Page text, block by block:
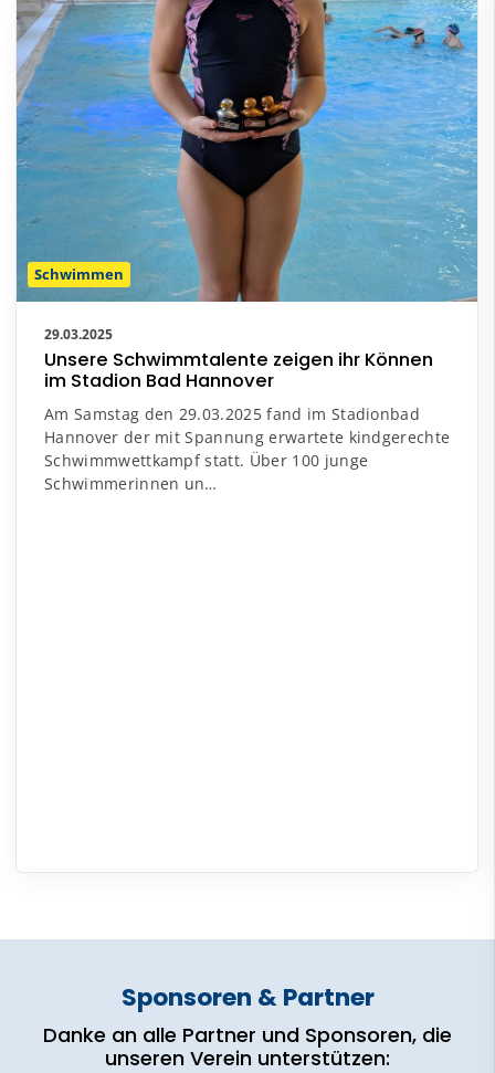
Schwimmen
29.03.2025
Unsere Schwimmtalente zeigen ihr Können
im Stadion Bad Hannover
Am Samstag den 29.03.2025 fand im Stadionbad
Hannover der mit Spannung erwartete kindgerechte
Schwimmwettkampf statt. Über 100 junge
Schwimmerinnen un…
Sponsoren & Partner
Danke an alle Partner und Sponsoren, die
unseren Verein unterstützen: